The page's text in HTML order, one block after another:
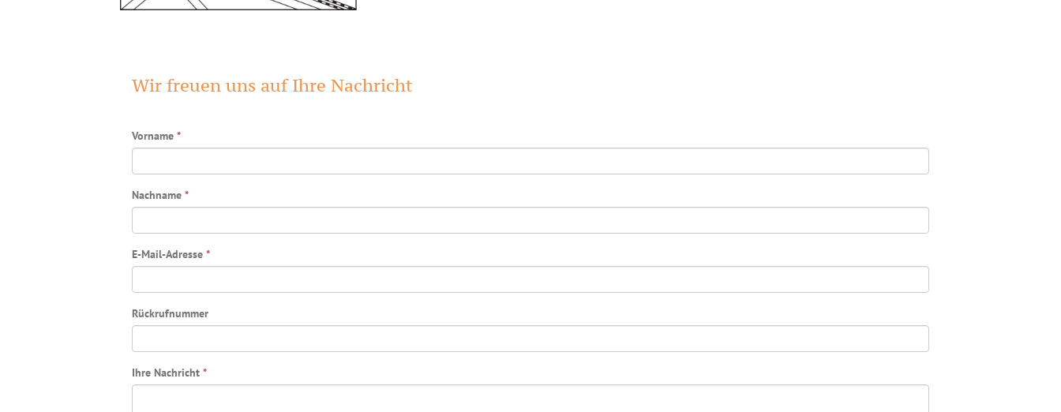
Wir freuen uns auf Ihre Nachricht
Vorname *
Nachname *
E-Mail-Adresse *
Rückrufnummer
Ihre Nachricht *